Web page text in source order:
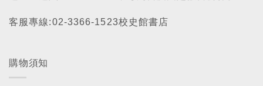
客服專線:02-3366-1523校史館書店
購物須知